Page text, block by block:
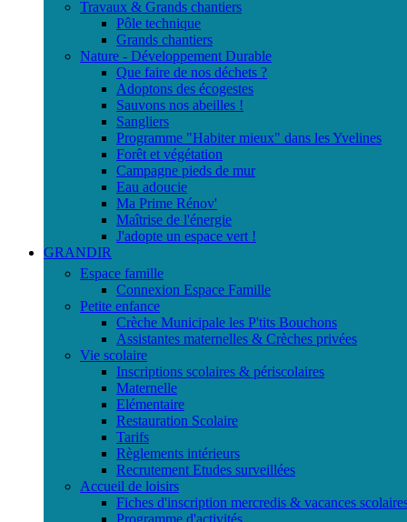
Travaux & Grands chantiers
Pôle technique
Grands chantiers
Nature - Développement Durable
Que faire de nos déchets ?
Adoptons des écogestes
Sauvons nos abeilles !
Sangliers
Programme "Habiter mieux" dans les Yvelines
Forêt et végétation
Campagne pieds de mur
Eau adoucie
Ma Prime Rénov'
Maîtrise de l'énergie
J'adopte un espace vert !
GRANDIR
Espace famille
Connexion Espace Famille
Petite enfance
Crèche Municipale les P'tits Bouchons
Assistantes maternelles & Crèches privées
Vie scolaire
Inscriptions scolaires & périscolaires
Maternelle
Elémentaire
Restauration Scolaire
Tarifs
Règlements intérieurs
Recrutement Etudes surveillées
Accueil de loisirs
Fiches d'inscription mercredis & vacances
Programme d'activités